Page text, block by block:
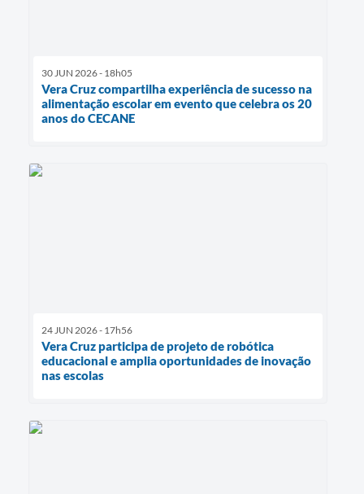
30 JUN 2026 - 18h05
Vera Cruz compartilha experiência de sucesso na
alimentação escolar em evento que celebra os 20
anos do CECANE
24 JUN 2026 - 17h56
Vera Cruz participa de projeto de robótica
educacional e amplia oportunidades de inovação
nas escolas